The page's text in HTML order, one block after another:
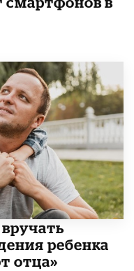
ребенка
отца»